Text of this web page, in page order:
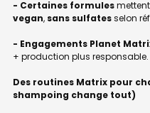
- Certaines formules
vegan, sans sulfatesselon
- Engagements Planet
+ production plus responsable.
Des routines Matrix pour
shampoing change tout)